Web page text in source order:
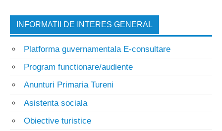
INFORMATII DE INTERES GENERAL
Platforma guvernamentala E-consultare
Program functionare/audiente
Anunturi Primaria Tureni
Asistenta sociala
Obiective turistice